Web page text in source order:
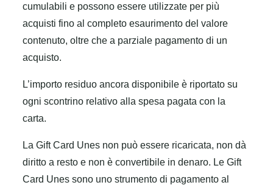
cumulabili e possono essere utilizzate per più
acquisti fino al completo esaurimento del valore
contenuto, oltre che a parziale pagamento di un
acquisto.
L’importo residuo ancora disponibile è riportato su
ogni scontrino relativo alla spesa pagata con la
carta.
La Gift Card Unes non può essere ricaricata, non dà
diritto a resto e non è convertibile in denaro. Le Gift
Card Unes sono uno strumento di pagamento al